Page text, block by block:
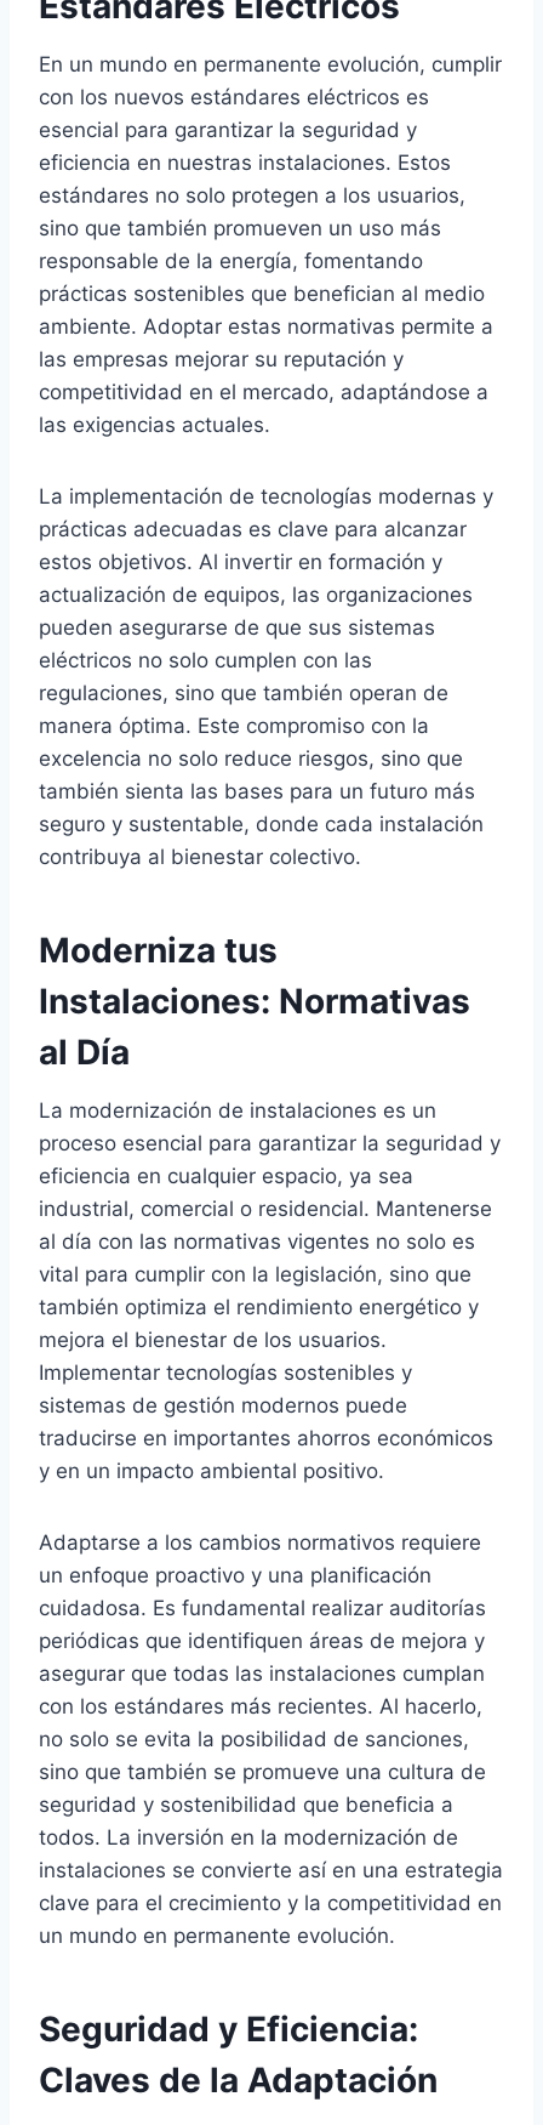
En un mundo en permanente evolución, cumplir
con los nuevos estándares eléctricos es
esencial para garantizar la seguridad y
eficiencia en nuestras instalaciones. Estos
estándares no solo protegen a los usuarios,
sino que también promueven un uso más
responsable de la energía, fomentando
prácticas sostenibles que benefician al medio
ambiente. Adoptar estas normativas permite a
las empresas mejorar su reputación y
competitividad en el mercado, adaptándose a
las exigencias actuales.
La implementación de tecnologías modernas y
prácticas adecuadas es clave para alcanzar
estos objetivos. Al invertir en formación y
actualización de equipos, las organizaciones
pueden asegurarse de que sus sistemas
eléctricos no solo cumplen con las
regulaciones, sino que también operan de
manera óptima. Este compromiso con la
excelencia no solo reduce riesgos, sino que
también sienta las bases para un futuro más
seguro y sustentable, donde cada instalación
contribuya al bienestar colectivo.
Moderniza tus
Instalaciones: Normativas
al Día
La modernización de instalaciones es un
proceso esencial para garantizar la seguridad y
eficiencia en cualquier espacio, ya sea
industrial, comercial o residencial. Mantenerse
al día con las normativas vigentes no solo es
vital para cumplir con la legislación, sino que
también optimiza el rendimiento energético y
mejora el bienestar de los usuarios.
Implementar tecnologías sostenibles y
sistemas de gestión modernos puede
traducirse en importantes ahorros económicos
y en un impacto ambiental positivo.
Adaptarse a los cambios normativos requiere
un enfoque proactivo y una planificación
cuidadosa. Es fundamental realizar auditorías
periódicas que identifiquen áreas de mejora y
asegurar que todas las instalaciones cumplan
con los estándares más recientes. Al hacerlo,
no solo se evita la posibilidad de sanciones,
sino que también se promueve una cultura de
seguridad y sostenibilidad que beneficia a
todos. La inversión en la modernización de
instalaciones se convierte así en una estrategia
clave para el crecimiento y la competitividad en
un mundo en permanente evolución.
Seguridad y Eficiencia:
Claves de la Adaptación